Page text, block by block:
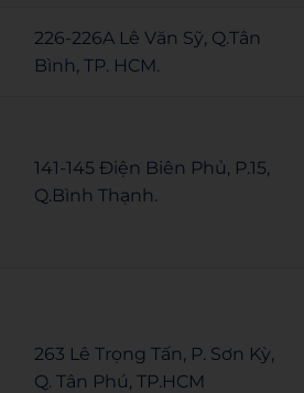
226-226A Lê Văn Sỹ, Q.Tân
Bình, TP. HCM.
141-145 Điện Biên Phủ, P.15,
Q.Bình Thạnh.
263 Lê Trọng Tấn, P. Sơn Kỳ,
Q. Tân Phú, TP.HCM